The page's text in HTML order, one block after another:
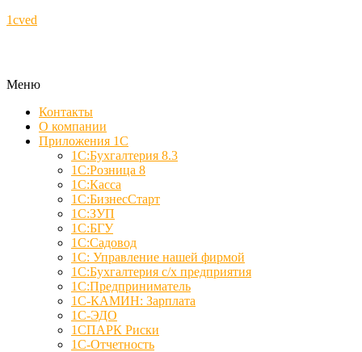
1cved
Меню
Контакты
О компании
Приложения 1С
1С:Бухгалтерия 8.3
1С:Розница 8
1С:Касса
1С:БизнесСтарт
1С:ЗУП
1С:БГУ
1С:Садовод
1С: Управление нашей фирмой
1С:Бухгалтерия с/х предприятия
1С:Предприниматель
1С-КАМИН: Зарплата
1С-ЭДО
1СПАРК Риски
1С-Отчетность